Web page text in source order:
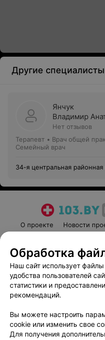
Другие специалисты
Янчук
Владимир
Нет отзывов
Терапевт • Врач общей
Семейный врач
34-я центральная районная
О проекте Новости
Пользовательское
Вакансии
Написать
Обработка
Обработка
Наш сайт использует
удобства пользователей
статистики и
рекомендаций.
Вы можете настроить
cookie или изменить свое
Для получения